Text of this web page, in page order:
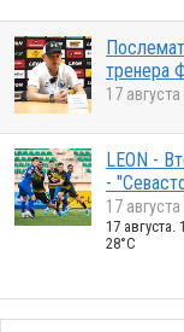
тренера
17
LEON -
-
17
17
28°C